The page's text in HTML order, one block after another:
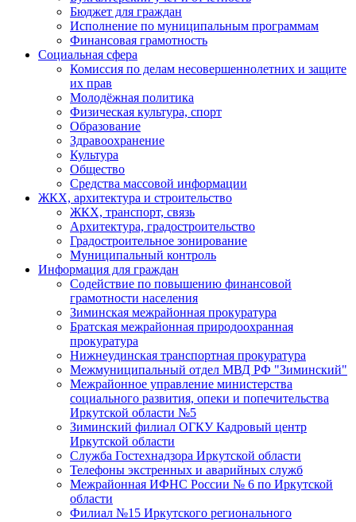
Бюджет для граждан
Исполнение по муниципальным программам
Финансовая грамотность
Социальная сфера
Комиссия по делам несовершеннолетних и защите
их прав
Молодёжная политика
Физическая культура, спорт
Образование
Здравоохранение
Культура
Общество
Средства массовой информации
ЖКХ, архитектура и строительство
ЖКХ, транспорт, связь
Архитектура, градостроительство
Градостроительное зонирование
Муниципальный контроль
Информация для граждан
Содействие по повышению финансовой
грамотности населения
Зиминская межрайонная прокуратура
Братская межрайонная природоохранная
прокуратура
Нижнеудинская транспортная прокуратура
Межмуниципальный отдел МВД РФ "Зиминский"
Межрайонное управление министерства
социального развития, опеки и попечительства
Иркутской области №5
Зиминский филиал ОГКУ Кадровый центр
Иркутской области
Служба Гостехнадзора Иркутской области
Телефоны экстренных и аварийных служб
Межрайонная ИФНС России № 6 по Иркутской
области
Филиал №15 Иркутского регионального